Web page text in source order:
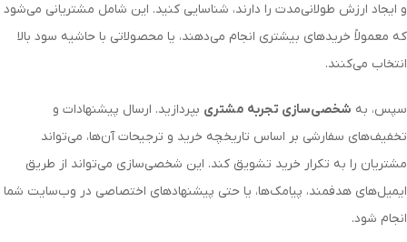
و ایجاد ارزش طولانی‌مدت را دارند، شناسایی کنید. این شامل مشتریانی می‌شود
که معمولاً خریدهای بیشتری انجام می‌دهند، یا محصولاتی با حاشیه سود بالا
انتخاب می‌کنند.
سپس، به شخصی‌سازی تجربه مشتری بپردازید. ارسال پیشنهادات و
تخفیف‌های سفارشی بر اساس تاریخچه خرید و ترجیحات آن‌ها، می‌تواند
مشتریان را به تکرار خرید تشویق کند. این شخصی‌سازی می‌تواند از طریق
ایمیل‌های هدفمند، پیامک‌ها، یا حتی پیشنهادهای اختصاصی در وب‌سایت شما
انجام شود.